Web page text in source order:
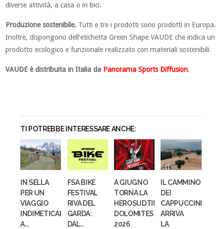
diverse attività, a casa o in bici.
Produzione sostenibile. Tutti e tre i prodotti sono prodotti in Europa.
Inoltre, dispongono dell’etichetta Green Shape VAUDE che indica un
prodotto ecologico e funzionale realizzato con materiali sostenibili.
VAUDE è distribuita in Italia da Panorama Sports Diffusion.
TI POTREBBE INTERESSARE ANCHE:
IN SELLA
PER UN
VIAGGIO
INDIMETICABILE:
A...
FSA BIKE
FESTIVAL
RIVA DEL
GARDA:
DAL...
A GIUGNO
TORNA LA
HEROSUDTIROL
DOLOMITES
2026
IL CAMMINO
DEI
CAPPUCCINI:
ARRIVA
LA